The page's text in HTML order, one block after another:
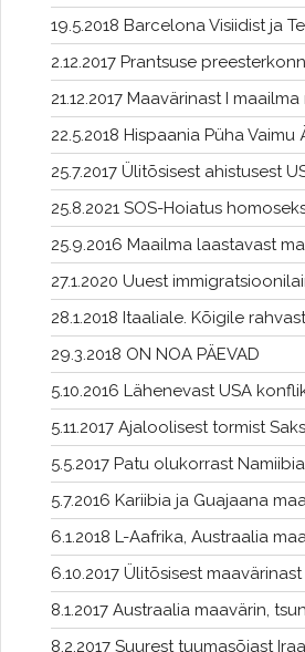
19.5.2018 Barcelona Visiidist ja
2.12.2017 Prantsuse
21.12.2017 Maavärinast I maailma
22.5.2018 Hispaania Püha Vaimu
25.7.2017 Ülitõsisest ahistusest
25.8.2021 SOS-Hoiatus
25.9.2016 Maailma laastavast
27.1.2020 Uuest
28.1.2018 Itaaliale. Kõigile
29.3.2018 ON NOA PÄEVAD
5.10.2016 Lähenevast USA
5.11.2017 Ajaloolisest tormist
5.5.2017 Patu olukorrast
5.7.2016 Kariibia ja Guajaana
6.1.2018 L-Aafrika, Austraalia
6.10.2017 Ülitõsisest
8.1.2017 Austraalia maavärin,
8.2.2017 Suurest tuumasõjast